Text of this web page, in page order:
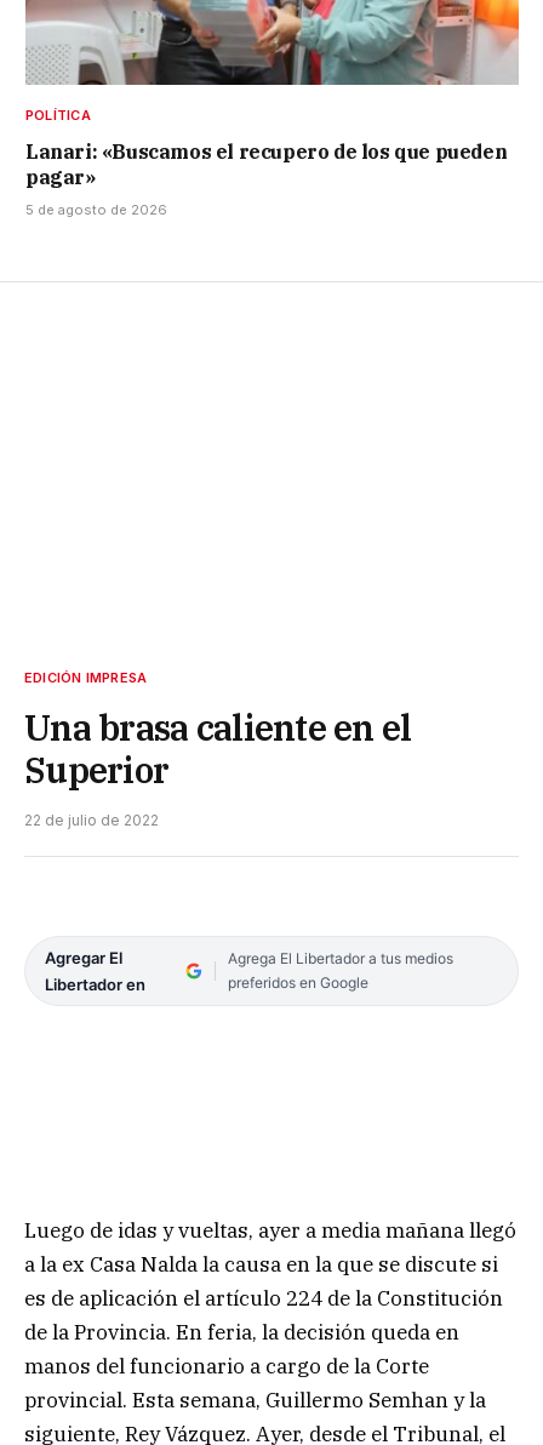
POLÍTICA
Lanari: «Buscamos el recupero de los que pueden
pagar»
5 de agosto de 2026
EDICIÓN IMPRESA
Una brasa caliente en el
Superior
22 de julio de 2022
Agregar El
Libertador en
Agrega El Libertador a tus medios
preferidos en Google
Luego de idas y vueltas, ayer a media mañana llegó
a la ex Casa Nalda la causa en la que se discute si
es de aplicación el artículo 224 de la Constitución
de la Provincia. En feria, la decisión queda en
manos del funcionario a cargo de la Corte
provincial. Esta semana, Guillermo Semhan y la
siguiente, Rey Vázquez. Ayer, desde el Tribunal, el